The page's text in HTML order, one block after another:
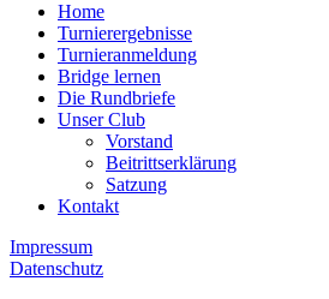
Home
Turnierergebnisse
Turnieranmeldung
Bridge lernen
Die Rundbriefe
Unser Club
Vorstand
Beitrittserklärung
Satzung
Kontakt
Impressum
Datenschutz